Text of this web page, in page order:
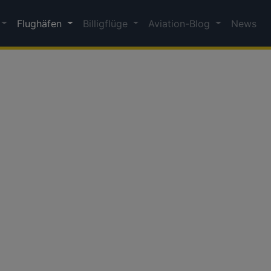
Flughäfen Billigflüge Aviation-Blog News